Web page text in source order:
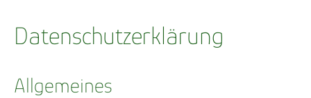
Datenschutzerklärung
Allgemeines